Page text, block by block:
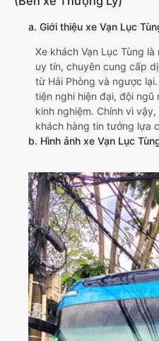
a. Giới thiệu xe Vạn Lục
Xe khách Vạn Lục Tùng
uy tín, chuyên cung cấp
từ Hải Phòng và ngược
tiện nghi hiện đại, đội ngũ
kinh nghiệm. Chính vì
khách hàng tin tưởng lựa
b. Hình ảnh xe Vạn Lục